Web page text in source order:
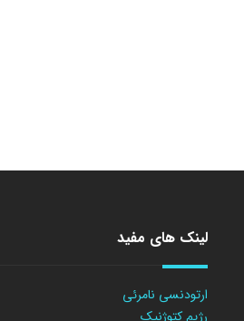
لینک های مفید
ارتودنسی نامرئی
رژیم کتوژنیک